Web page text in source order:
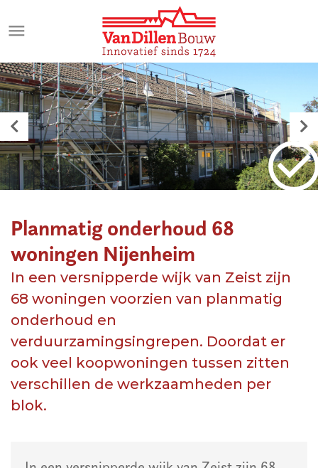
naar
inhoud
Planmatig onderhoud 68
woningen Nijenheim
In een versnipperde wijk van Zeist zijn
68 woningen voorzien van planmatig
onderhoud en
verduurzamingsingrepen. Doordat er
ook veel koopwoningen tussen zitten
verschillen de werkzaamheden per
blok.